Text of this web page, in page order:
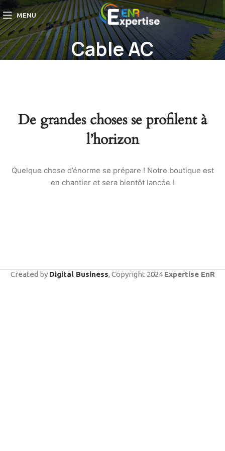
MENU
Cable AC
De grandes choses se profilent à
l’horizon
Quelque chose d’énorme se prépare ! Notre boutique est
en chantier et sera bientôt lancée !
Created by Digital Business, Copyright 2024 Expertise EnR